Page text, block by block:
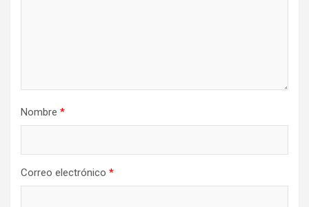
Nombre *
Correo electrónico *